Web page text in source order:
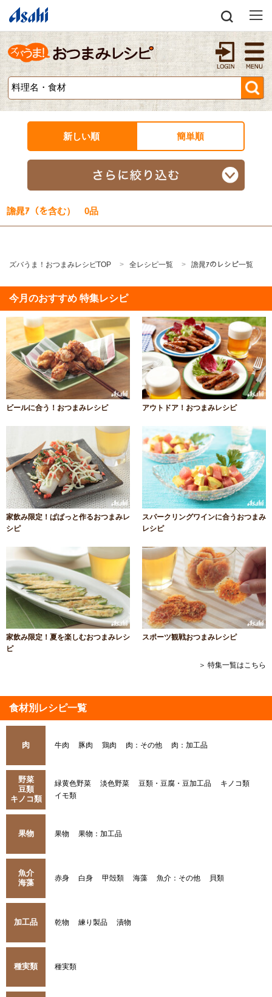
新しい順 簡単順
譫晁ｱ（を含む） 0品
ズバうま！おつまみレシピTOP 全レシピ一覧 譫晁ｱのレシピ一覧
今月のおすすめ 特集レシピ
ビールに合う！おつまみレシピ アウトドア！おつまみレシピ
家飲み限定！ぱぱっと作るおつまみレ
シピ
スパークリングワインに合うおつまみ
レシピ
家飲み限定！夏を楽しむおつまみレシ
ピ
スポーツ観戦おつまみレシピ
＞ 特集一覧はこちら
食材別レシピ一覧
肉 牛肉 豚肉 鶏肉 肉：その他 肉：加工品
野菜
豆類
キノコ類
緑黄色野菜 淡色野菜 豆類・豆腐・豆加工品
キノコ類
イモ類
果物 果物 果物：加工品
魚介
海藻
赤身 白身 甲殻類 海藻 魚介：その他 貝類
加工品 乾物 練り製品 漬物
種実類 種実類